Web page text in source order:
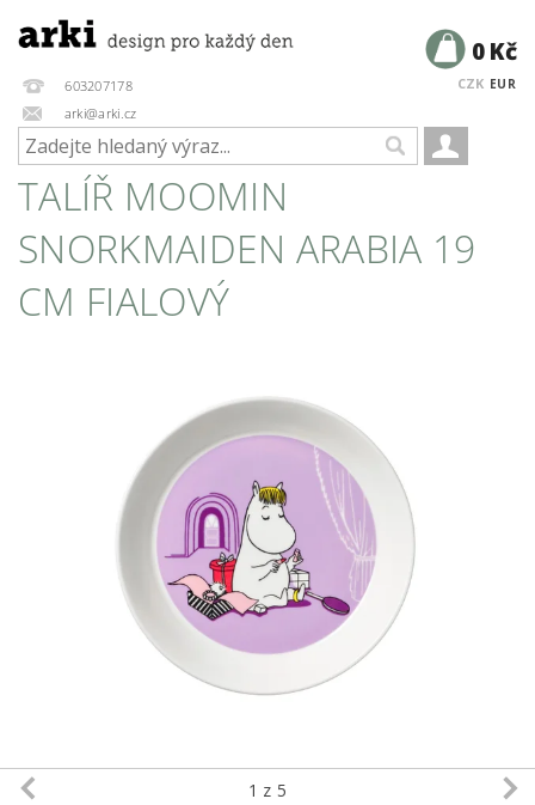
603207178
arki@arki.cz
CZK EUR
0 Kč
TALÍŘ MOOMIN
SNORKMAIDEN ARABIA 19
CM FIALOVÝ
1 z 5